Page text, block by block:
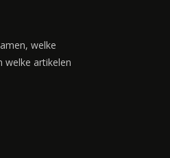
welke
welke artikelen